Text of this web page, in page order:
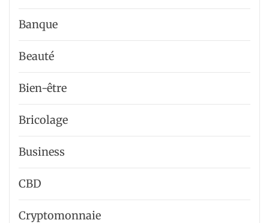
Banque
Beauté
Bien-être
Bricolage
Business
CBD
Cryptomonnaie